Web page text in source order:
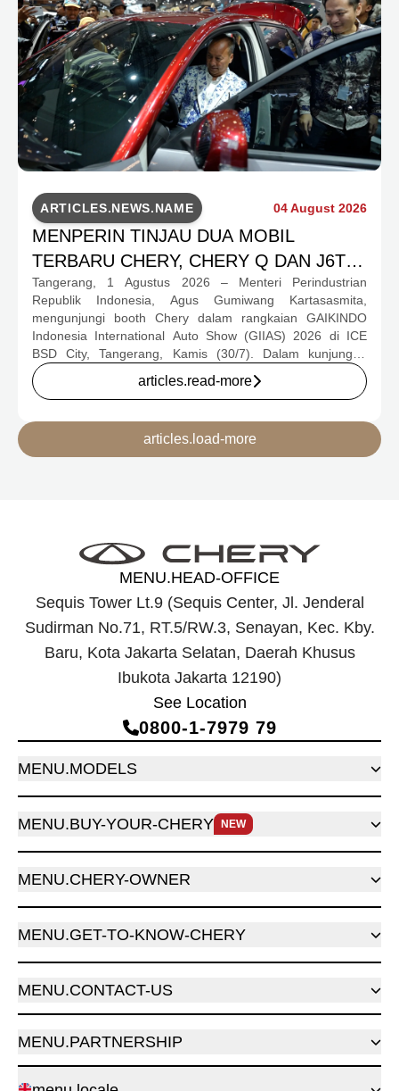
ARTICLES.NEWS.NAME 04 August 2026
MENPERIN TINJAU DUA MOBIL
TERBARU CHERY, CHERY Q DAN J6T
CSH YANG JADI SOROTAN DI GIIAS
2026
Tangerang, 1 Agustus 2026 – Menteri Perindustrian
Republik Indonesia, Agus Gumiwang Kartasasmita,
mengunjungi booth Chery dalam rangkaian GAIKINDO
Indonesia International Auto Show (GIIAS) 2026 di ICE
BSD City, Tangerang, Kamis (30/7). Dalam kunjungan
tersebut, Menteri Perindustrian meninjau dua produk
elektrifikasi terbaru Chery, yakni Chery Q, compact EV
berteknologi Range-Extended Electric Vehicle (REEV) yang
dirancang untuk mendukung perjalanan jarak jauh.
articles.read-more
articles.load-more
MENU.HEAD-OFFICE
Sequis Tower Lt.9 (Sequis Center, Jl. Jenderal
Sudirman No.71, RT.5/RW.3, Senayan, Kec. Kby.
Baru, Kota Jakarta Selatan, Daerah Khusus
Ibukota Jakarta 12190)
See Location
0800‑1‑7979 79
MENU.MODELS
MENU.BUY-YOUR-CHERY NEW
MENU.CHERY-OWNER
MENU.GET-TO-KNOW-CHERY
MENU.CONTACT-US
MENU.PARTNERSHIP